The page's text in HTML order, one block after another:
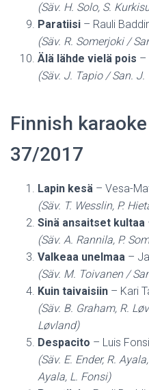
(Säv. H. Solo, S.
Paratiisi – Rauli
(Säv. R. Somerjoki /
Älä lähde vielä pois –
(Säv. J. Tapio / San. J.
Finnish
37/2017
Lapin kesä – Vesa-
(Säv. T. Wesslin, P.
Sinä ansaitset kultaa
(Säv. A. Rannila, P.
Valkeaa unelmaa –
(Säv. M. Toivanen /
Kuin taivaisiin – Kari
(Säv. B. Graham, R.
Løvland)
Despacito – Luis
(Säv. E. Ender, R.
Ayala, L. Fonsi)